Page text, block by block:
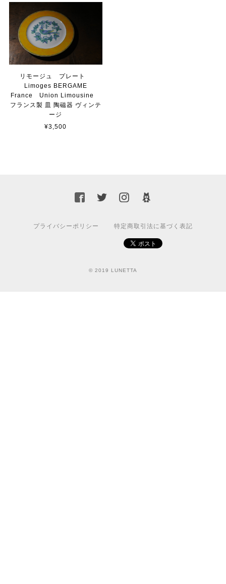
リモージュ プレート
Limoges BERGAME
France Union Limousine
フランス製 皿 陶磁器 ヴィンテ
ージ
¥3,500
プライバシーポリシー 特定商取引法に基づく表記
© 2019 LUNETTA